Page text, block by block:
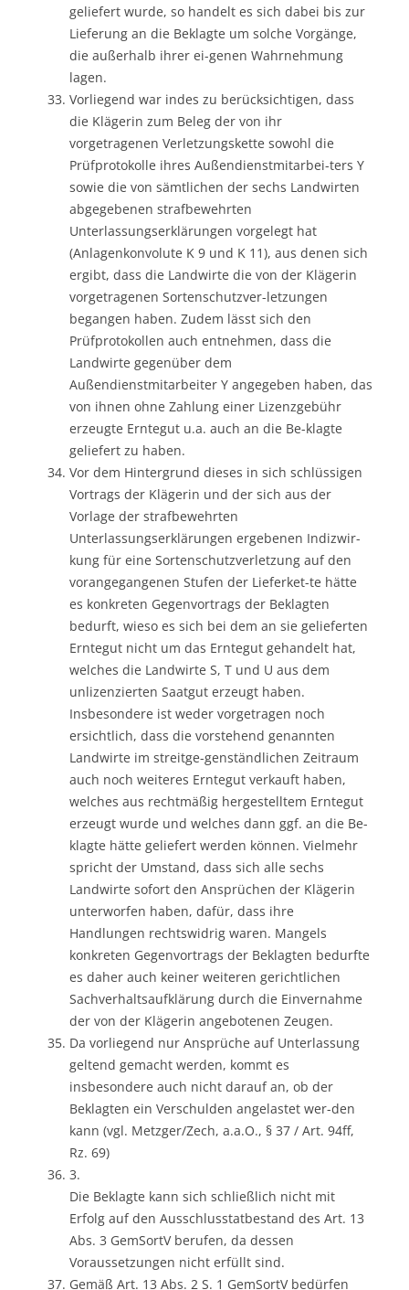
geliefert wurde, so handelt es sich dabei bis zur
Lieferung an die Beklagte um solche Vorgänge,
die außerhalb ihrer ei-genen Wahrnehmung
lagen.
Vorliegend war indes zu berücksichtigen, dass
die Klägerin zum Beleg der von ihr
vorgetragenen Verletzungskette sowohl die
Prüfprotokolle ihres Außendienstmitarbei-ters Y
sowie die von sämtlichen der sechs Landwirten
abgegebenen strafbewehrten
Unterlassungserklärungen vorgelegt hat
(Anlagenkonvolute K 9 und K 11), aus denen sich
ergibt, dass die Landwirte die von der Klägerin
vorgetragenen Sortenschutzver-letzungen
begangen haben. Zudem lässt sich den
Prüfprotokollen auch entnehmen, dass die
Landwirte gegenüber dem
Außendienstmitarbeiter Y angegeben haben, das
von ihnen ohne Zahlung einer Lizenzgebühr
erzeugte Erntegut u.a. auch an die Be-klagte
geliefert zu haben.
Vor dem Hintergrund dieses in sich schlüssigen
Vortrags der Klägerin und der sich aus der
Vorlage der strafbewehrten
Unterlassungserklärungen ergebenen Indizwir-
kung für eine Sortenschutzverletzung auf den
vorangegangenen Stufen der Lieferket-te hätte
es konkreten Gegenvortrags der Beklagten
bedurft, wieso es sich bei dem an sie gelieferten
Erntegut nicht um das Erntegut gehandelt hat,
welches die Landwirte S, T und U aus dem
unlizenzierten Saatgut erzeugt haben.
Insbesondere ist weder vorgetragen noch
ersichtlich, dass die vorstehend genannten
Landwirte im streitge-genständlichen Zeitraum
auch noch weiteres Erntegut verkauft haben,
welches aus rechtmäßig hergestelltem Erntegut
erzeugt wurde und welches dann ggf. an die Be-
klagte hätte geliefert werden können. Vielmehr
spricht der Umstand, dass sich alle sechs
Landwirte sofort den Ansprüchen der Klägerin
unterworfen haben, dafür, dass ihre
Handlungen rechtswidrig waren. Mangels
konkreten Gegenvortrags der Beklagten bedurfte
es daher auch keiner weiteren gerichtlichen
Sachverhaltsaufklärung durch die Einvernahme
der von der Klägerin angebotenen Zeugen.
Da vorliegend nur Ansprüche auf Unterlassung
geltend gemacht werden, kommt es
insbesondere auch nicht darauf an, ob der
Beklagten ein Verschulden angelastet wer-den
kann (vgl. Metzger/Zech, a.a.O., § 37 / Art. 94ff,
Rz. 69)
3.
Die Beklagte kann sich schließlich nicht mit
Erfolg auf den Ausschlusstatbestand des Art. 13
Abs. 3 GemSortV berufen, da dessen
Voraussetzungen nicht erfüllt sind.
Gemäß Art. 13 Abs. 2 S. 1 GemSortV bedürfen